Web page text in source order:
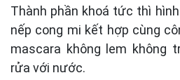
Thành phần khoá tức thì
nếp cong mi kết hợp cùng
mascara không lem không
rửa với nước.